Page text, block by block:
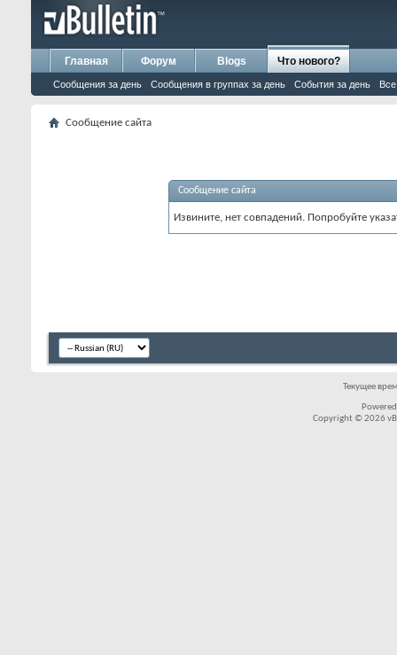
Главная Форум Blogs Что нового?
Сообщения за день Сообщения в группах за день События за день
Сообщение сайта
Сообщение сайта
Извините, нет совпадений. Попробуйте
Текущее
Copyright © 2026